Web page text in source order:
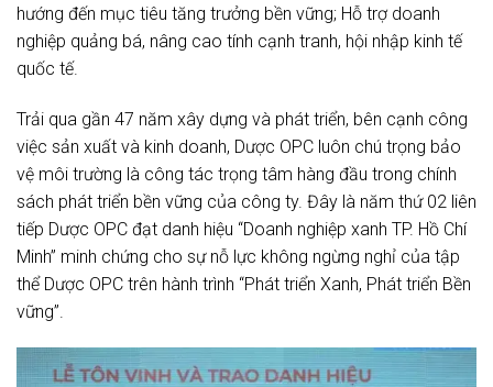
hướng đến mục tiêu tăng trưởng bền vững; Hỗ trợ doanh
nghiệp quảng bá, nâng cao tính cạnh tranh, hội nhập kinh tế
quốc tế.
Trải qua gần 47 năm xây dựng và phát triển, bên cạnh công
việc sản xuất và kinh doanh, Dược OPC luôn chú trọng bảo
vệ môi trường là công tác trọng tâm hàng đầu trong chính
sách phát triển bền vững của công ty. Đây là năm thứ 02 liên
tiếp Dược OPC đạt danh hiệu “Doanh nghiệp xanh TP. Hồ Chí
Minh” minh chứng cho sự nỗ lực không ngừng nghỉ của tập
thể Dược OPC trên hành trình “Phát triển Xanh, Phát triển Bền
vững”.